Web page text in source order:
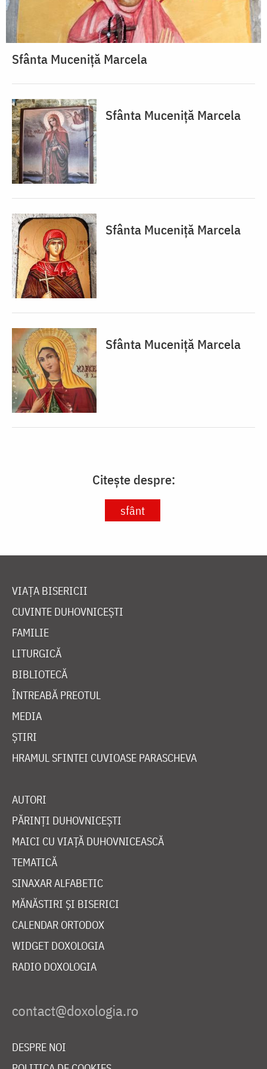
Sfânta Muceniță Marcela
Sfânta Muceniță Marcela
Sfânta Muceniță Marcela
Sfânta Muceniță Marcela
Citește despre:
sfânt
VIAȚA BISERICII
CUVINTE DUHOVNICEȘTI
FAMILIE
LITURGICĂ
BIBLIOTECĂ
ÎNTREABĂ PREOTUL
MEDIA
ȘTIRI
HRAMUL SFINTEI CUVIOASE PARASCHEVA
AUTORI
PĂRINȚI DUHOVNICEȘTI
MAICI CU VIAȚĂ DUHOVNICEASCĂ
TEMATICĂ
SINAXAR ALFABETIC
MĂNĂSTIRI ȘI BISERICI
CALENDAR ORTODOX
WIDGET DOXOLOGIA
RADIO DOXOLOGIA
DESPRE NOI